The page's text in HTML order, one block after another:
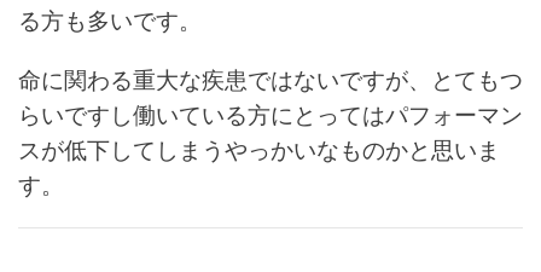
る方も多いです。
命に関わる重大な疾患ではないですが、とてもつ
らいですし働いている方にとってはパフォーマン
スが低下してしまうやっかいなものかと思いま
す。